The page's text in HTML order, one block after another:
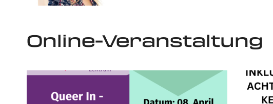
Online-Veranstaltung